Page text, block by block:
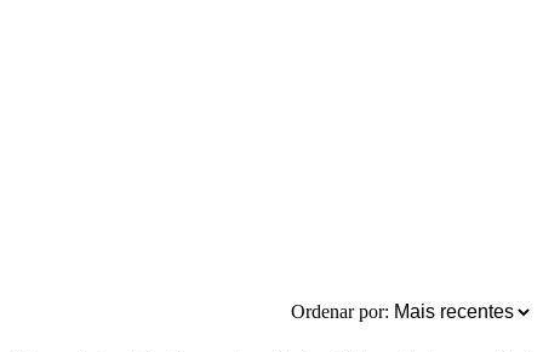
Ordenar por: